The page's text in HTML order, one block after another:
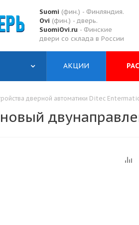
Suomi (фин.) - Финляндия.
Ovi (фин.) - дверь.
SuomiOvi.ru - Финские
двери со склада в России
АКЦИИ
дверной автоматики Ditec